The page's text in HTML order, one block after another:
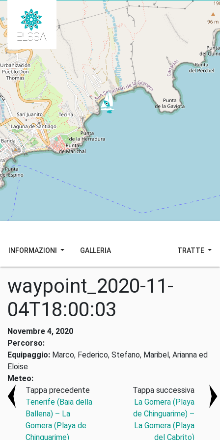
INFORMAZIONI GALLERIA TRATTE
waypoint_2020-11-
04T18:00:03
Novembre 4, 2020
Percorso:
Equipaggio: Marco, Federico, Stefano, Maribel, Arianna ed
Eloise
Meteo:
Tappa precedente
Tenerife (Baia della
Ballena) – La
Gomera (Playa de
Chinguarime)
Tappa successiva
La Gomera (Playa
de Chinguarime) –
La Gomera (Playa
del Cabrito)